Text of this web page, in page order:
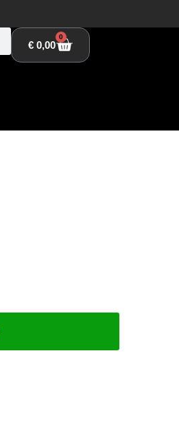
€0,00
0